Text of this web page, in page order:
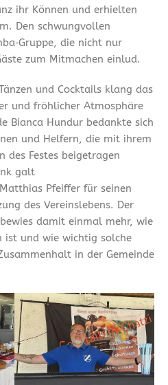
ihr Können und erhielten
Den schwungvollen
die nicht nur
zum Mitmachen einlud.
und Cocktails klang das
und fröhlicher Atmosphäre
Bianca Hundur bedankte sich
und Helfern, die mit ihrem
des Festes beigetragen
galt
Pfeiffer für seinen
des Vereinslebens. Der
damit einmal mehr, wie
ist und wie wichtig solche
in der Gemeinde